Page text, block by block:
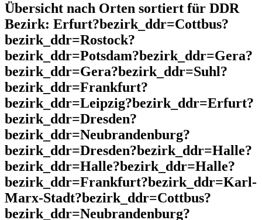
Übersicht nach Orten sortiert für DDR
Bezirk: Erfurt?bezirk_ddr=Cottbus?
bezirk_ddr=Rostock?
bezirk_ddr=Potsdam?bezirk_ddr=Gera?
bezirk_ddr=Gera?bezirk_ddr=Suhl?
bezirk_ddr=Frankfurt?
bezirk_ddr=Leipzig?bezirk_ddr=Erfurt?
bezirk_ddr=Dresden?
bezirk_ddr=Neubrandenburg?
bezirk_ddr=Dresden?bezirk_ddr=Halle?
bezirk_ddr=Halle?bezirk_ddr=Halle?
bezirk_ddr=Frankfurt?bezirk_ddr=Karl-
Marx-Stadt?bezirk_ddr=Cottbus?
bezirk_ddr=Neubrandenburg?